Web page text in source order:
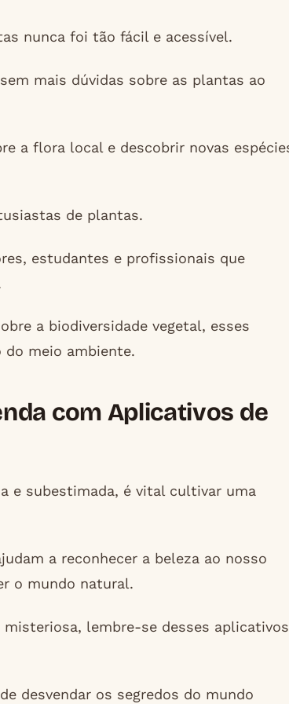
nunca foi tão fácil e acessível.
mais dúvidas sobre as plantas ao
a flora local e descobrir novas
de plantas.
estudantes e profissionais que
a biodiversidade vegetal, esses
meio ambiente.
com Aplicativos de
e subestimada, é vital cultivar uma
a reconhecer a beleza ao nosso
o mundo natural.
lembre-se desses aplicativos
desvendar os segredos do mundo